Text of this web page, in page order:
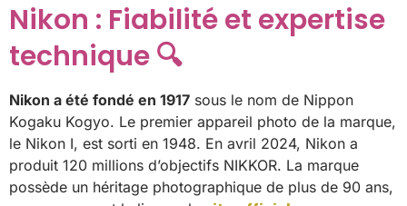
Nikon : Fiabilité et expertise
technique 🔍
Nikon a été fondé en 1917 sous le nom de Nippon
Kogaku Kogyo. Le premier appareil photo de la marque,
le Nikon I, est sorti en 1948. En avril 2024, Nikon a
produit 120 millions d’objectifs NIKKOR. La marque
possède un héritage photographique de plus de 90 ans,